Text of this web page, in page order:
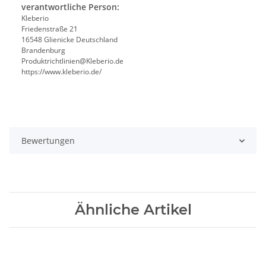
verantwortliche Person:
Kleberio
Friedenstraße 21
16548 Glienicke Deutschland
Brandenburg
Produktrichtlinien@Kleberio.de
https://www.kleberio.de/
Bewertungen
Ähnliche Artikel